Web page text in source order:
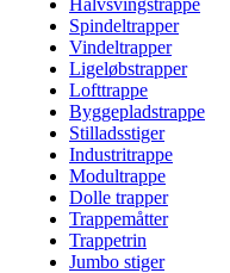
Halvsvingstrappe
Spindeltrapper
Vindeltrapper
Ligeløbstrapper
Lofttrappe
Byggepladstrappe
Stilladsstiger
Industritrappe
Modultrappe
Dolle trapper
Trappemåtter
Trappetrin
Jumbo stiger